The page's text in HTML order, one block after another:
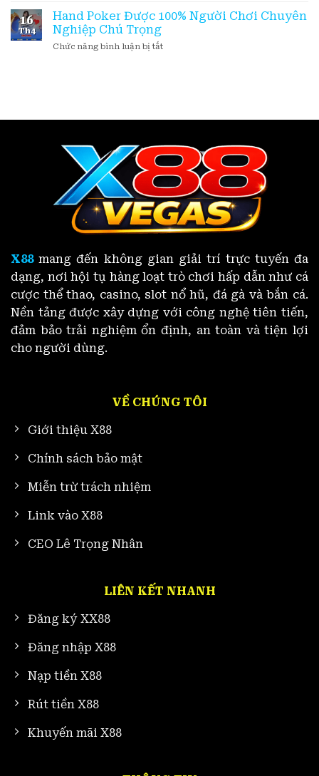
Đến
Đồng
Tiết
Đổi
Linh
Dách
Tắc
Ăn
Trắng
16
Th4
Hand Poker Được 100% Người Chơi Chuyên
Nghiệp Chú Trọng
Chức năng bình luận bị tắtở
Chơi
Nghiệp
Chú
Trọng
X88mang đến không gian giải trí trực tuyến đa
dạng, nơi hội tụ hàng loạt trò chơi hấp dẫn như cá
cược thể thao, casino, slot nổ hũ, đá gà và bắn cá.
Nền tảng được xây dựng với công nghệ tiên tiến,
đảm bảo trải nghiệm ổn định, an toàn và tiện lợi
cho người dùng.
VỀ CHÚNG TÔI
Giới thiệu X88
Chính sách bảo mật
Miễn trừ trách nhiệm
Link vào X88
CEO Lê Trọng Nhân
LIÊN KẾT NHANH
Đăng ký XX88
Đăng nhập X88
Nạp tiền X88
Rút tiền X88
Khuyến mãi X88